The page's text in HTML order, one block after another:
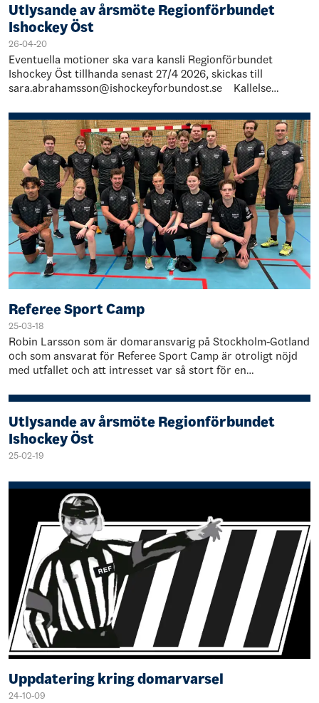
Utlysande av årsmöte Regionförbundet
Ishockey Öst
26-04-20
Eventuella motioner ska vara kansli Regionförbundet
Ishockey Öst tillhanda senast 27/4 2026, skickas till
sara.abrahamsson@ishockeyforbundost.se Kallelse
Referee Sport Camp
25-03-18
Robin Larsson som är domaransvarig på Stockholm-Gotland
och som ansvarat för Referee Sport Camp är otroligt nöjd
med utfallet och att intresset var så stort för en
Utlysande av årsmöte Regionförbundet
Ishockey Öst
25-02-19
Uppdatering kring domarvarsel
24-10-09